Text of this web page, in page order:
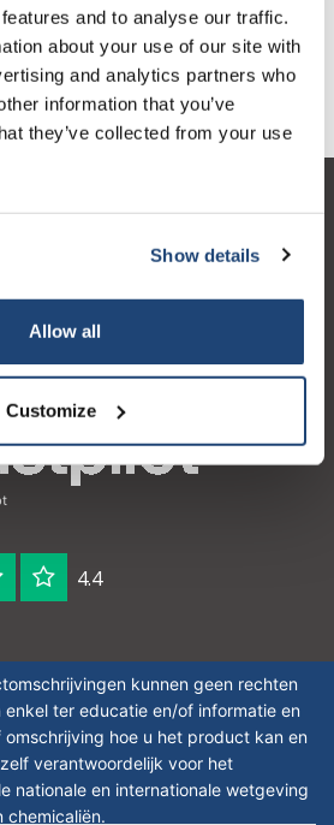
and to analyse our traffic.
about your use of our site with
and analytics partners who
information that you’ve
they’ve collected from your use
Show details
Allow all
Customize
4.4
kunnen geen rechten
ter educatie en/of informatie en
hoe u het product kan en
verantwoordelijk voor het
nationale en internationale wetgeving
chemicaliën.